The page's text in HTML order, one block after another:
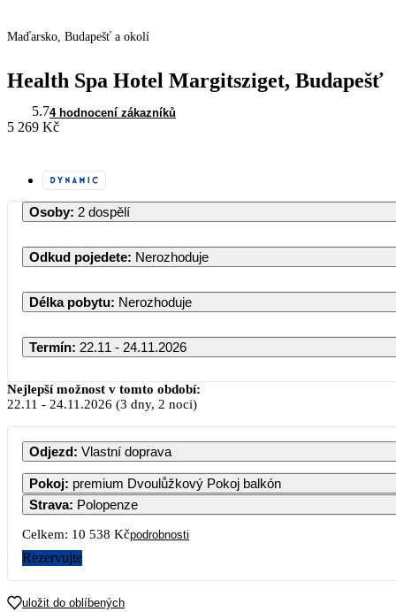
Maďarsko, Budapešť a okolí
Health Spa Hotel Margitsziget, Budapešť
5.74 hodnocení zákazníků
5 269 Kč
Osoby: 2 dospělí
Odkud pojedete: Nerozhoduje
Délka pobytu: Nerozhoduje
Termín: 22.11 - 24.11.2026
Listopad 2026
PO ÚT ST ČT PÁ SO
2
5 909
3 4 5 6 7
5 909 5 909 5 909 5 909 5 909 5 909
Nejlepší možnost v tomto období:
22.11 - 24.11.2026 (3 dny, 2 noci)
Odjezd: Vlastní doprava
Pokoj: premium Dvoulůžkový Pokoj balkón
Strava: Polopenze
Celkem: 10 538 Kčpodrobnosti
Rezervujte
uložit do oblíbených